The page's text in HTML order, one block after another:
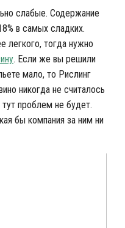
слабые. Содержание
в самых сладких.
легкого, тогда нужно
. Если же вы решили
мало, то Рислинг
никогда не считалось
проблем не будет.
бы компания за ним ни